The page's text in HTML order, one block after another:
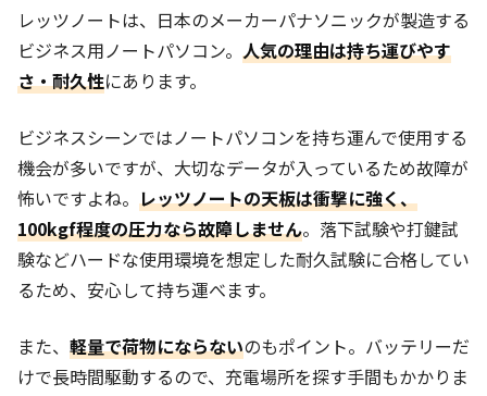
レッツノートは、日本のメーカーパナソニックが製造する
ビジネス用ノートパソコン。 人気の理由は持ち運びやす
さ・耐久性にあります。
ビジネスシーンではノートパソコンを持ち運んで使用する
機会が多いですが、大切なデータが入っているため故障が
怖いですよね。 レッツノートの天板は衝撃に強く、
100kgf程度の圧力なら故障しません。落下試験や打鍵試
験などハードな使用環境を想定した耐久試験に合格してい
るため、安心して持ち運べます。
また、 軽量で荷物にならないのもポイント。バッテリーだ
けで長時間駆動するので、充電場所を探す手間もかかりま